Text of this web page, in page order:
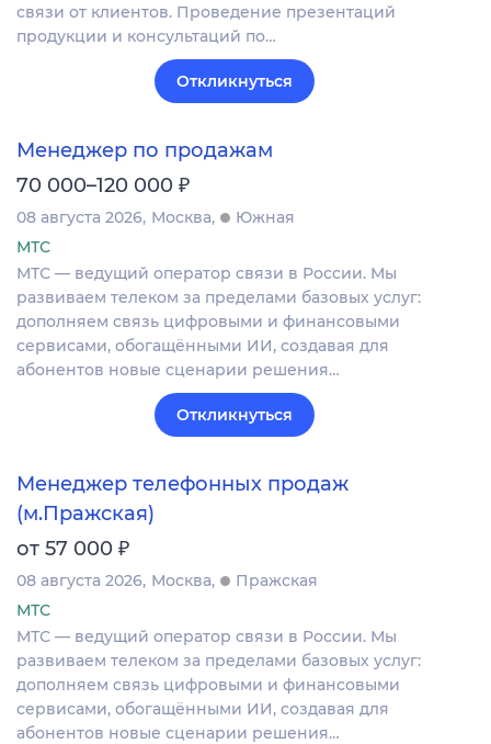
связи от клиентов. Проведение презентаций
продукции и консультаций по…
Откликнуться
Менеджер по продажам
70 000–120 000 ₽
08 августа 2026 Москва
Южная
МТС
МТС — ведущий оператор связи в России. Мы
развиваем телеком за пределами базовых услуг:
дополняем связь цифровыми и финансовыми
сервисами, обогащёнными ИИ, создавая для
абонентов новые сценарии решения…
Откликнуться
Менеджер телефонных продаж
(м.Пражская)
от 57 000 ₽
08 августа 2026 Москва
Пражская
МТС
МТС — ведущий оператор связи в России. Мы
развиваем телеком за пределами базовых услуг:
дополняем связь цифровыми и финансовыми
сервисами, обогащёнными ИИ, создавая для
абонентов новые сценарии решения…